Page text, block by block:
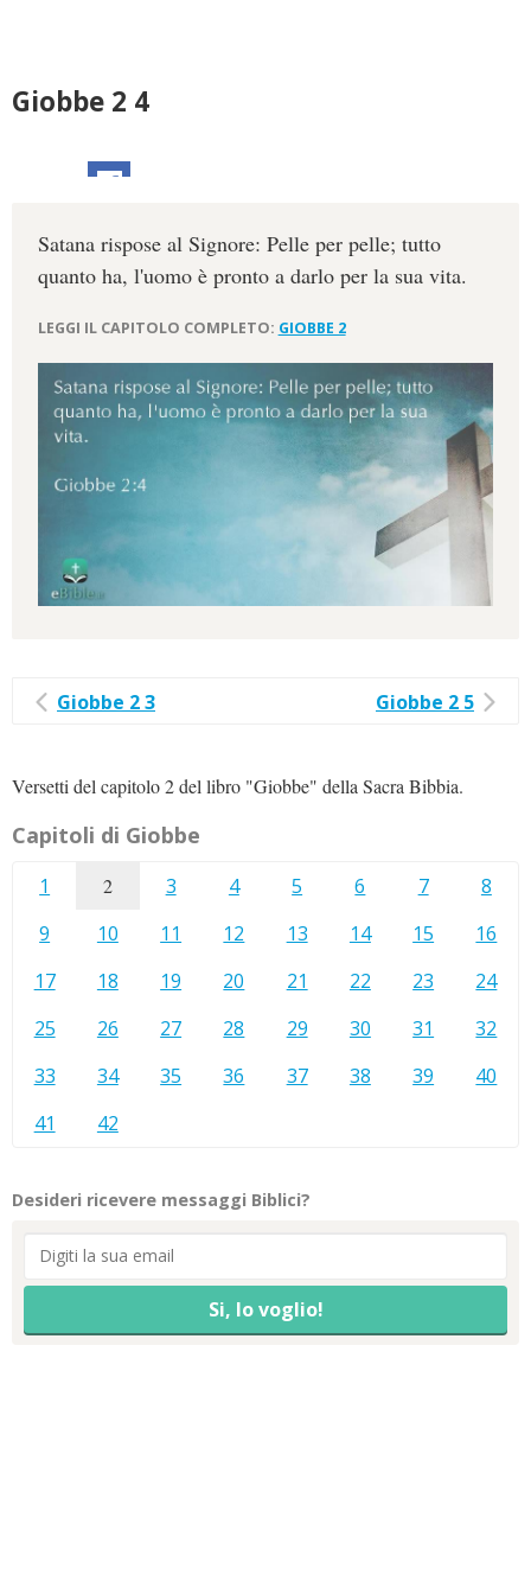
Giobbe 2 4
Satana rispose al Signore: Pelle per pelle; tutto
quanto ha, l'uomo è pronto a darlo per la sua vita.
LEGGI IL CAPITOLO COMPLETO: GIOBBE 2
Giobbe 2 3 Giobbe 2 5
Versetti del capitolo 2 del libro "Giobbe" della Sacra Bibbia.
Capitoli di Giobbe
1 2 3 4 5 6 7
8
9
10 11 12 13 14 15
16
17
18 19 20 21 22 23
24
25
26 27 28 29 30 31
32
33
34 35 36 37 38 39
40
41
42
Desideri ricevere messaggi Biblici?